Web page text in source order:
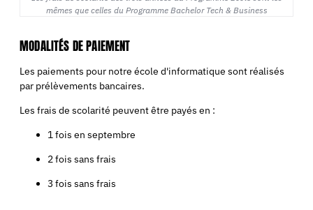
mêmes que celles du Programme Bachelor Tech & Business
MODALITÉS DE PAIEMENT
Les paiements pour notre école d'informatique sont réalisés
par prélèvements bancaires.
Les frais de scolarité peuvent être payés en :
1 fois en septembre
2 fois sans frais
3 fois sans frais